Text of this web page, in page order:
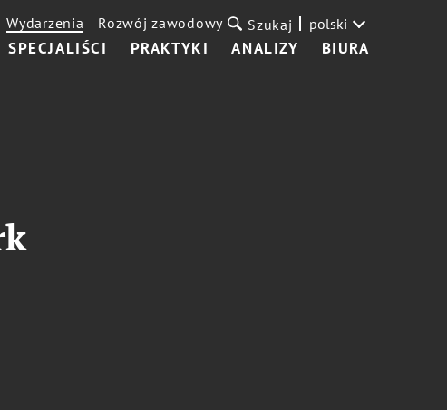
SPECJALIŚCI PRAKTYKI ANALIZY BIURA
Wydarzenia Rozwój zawodowy Szukaj polski